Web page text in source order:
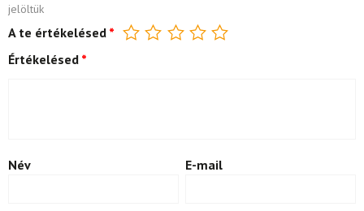
jelöltük
A te értékelésed *
Értékelésed *
Név E-mail